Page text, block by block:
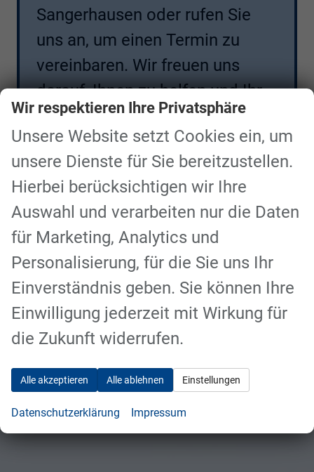
Sangerhausen oder rufen Sie
uns an, um einen Termin zu
vereinbaren. Wir freuen uns
darauf, Ihnen zu helfen und Ihr
Fahrzeug wieder in Top-Zustand
zu bringen.
Kontakt Routenplaner
Vorheriger Eintrag Nächster Eintrag
Kontaktaufnahme
Können wir Ihnen behilflich sein?
Wir freuenuns auf Sie!
Wir respektieren Ihre Privatsphäre
Unsere Website setzt Cookies ein, um
unsere Dienste für Sie bereitzustellen.
Hierbei berücksichtigen wir Ihre
Auswahl und verarbeiten nur die Daten
für Marketing, Analytics und
Personalisierung, für die Sie uns Ihr
Einverständnis geben. Sie können Ihre
Einwilligung jederzeit mit Wirkung für
die Zukunft widerrufen.
Alle akzeptieren Alle ablehnen Einstellungen
Datenschutzerklärung Impressum